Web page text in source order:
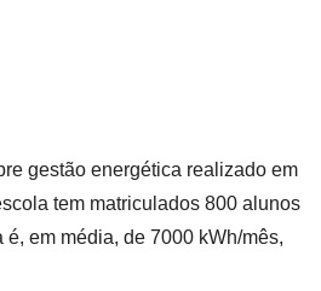
gestão energética realizado em
tem matriculados 800 alunos
em média, de 7000 kWh/mês,